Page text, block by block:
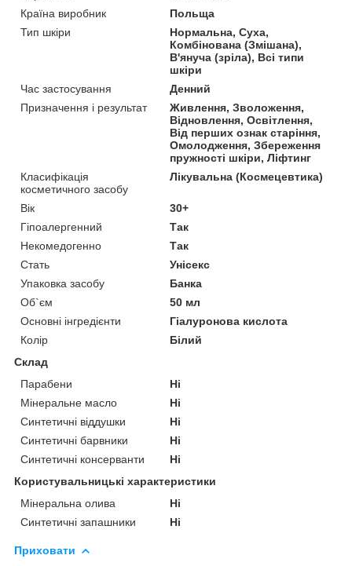
Країна виробник
Польща
Тип шкіри
Нормальна, Суха,
Комбінована (Змішана),
В'януча (зріла), Всі типи
шкіри
Час застосування
Денний
Призначення і результат
Живлення, Зволоження,
Відновлення, Освітлення,
Від перших ознак старіння,
Омолодження, Збереження
пружності шкіри, Ліфтинг
Класифікація
косметичного засобу
Лікувальна (Космецевтика)
Вік
30+
Гіпоалергенний
Так
Некомедогенно
Так
Стать
Унісекс
Упаковка засобу
Банка
Об`єм
50 мл
Основні інгредієнти
Гіалуронова кислота
Колір
Білий
Склад
Парабени
Ні
Мінеральне масло
Ні
Синтетичні віддушки
Ні
Синтетичні барвники
Ні
Синтетичні консерванти
Ні
Користувальницькі характеристики
Мінеральна олива
Ні
Синтетичні запашники
Ні
Приховати